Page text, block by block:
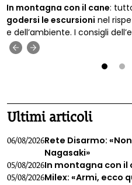
In montagna con il cane:
godersi le escursioni nel
e dell’ambiente. I consigli
Francesco Scagliotti.
Ultimi articoli
06/08/2026Rete Disarmo:
Nagasaki»
05/08/2026In montagna con il
05/08/2026Milex: «Armi, ecco